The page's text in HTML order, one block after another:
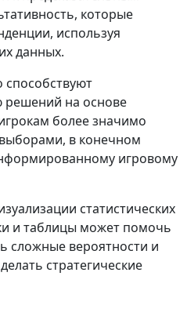
которые
используя
данных.
способствуют
на основе
более значимо
в конечном
игровому
статистических
и таблицы может помочь
сложные вероятности и
стратегические